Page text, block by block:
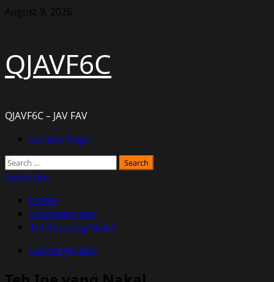
Skip
August 9, 2026
QJAVF6C
QJAVF6C – JAV FAV
PrimarySample Page
Search
for:
Subscribe
Home
Uncategorized
Teh Ine yang Nakal
Uncategorized